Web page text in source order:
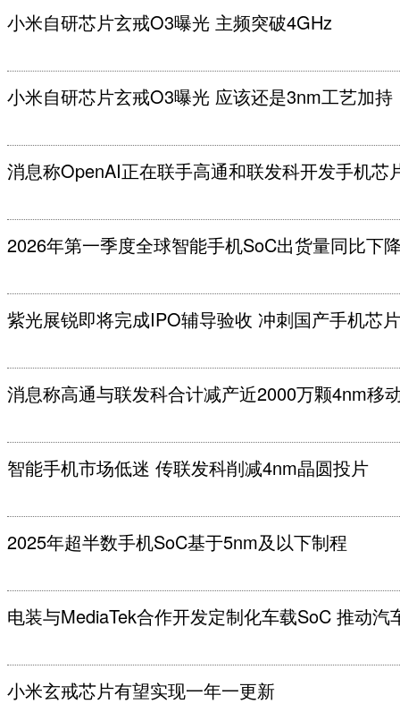
小米自研芯片玄戒O3曝光 主频突破4GHz
小米自研芯片玄戒O3曝光 应该还是3nm工艺加持
消息称OpenAI正在联手高通和联发科开发手机芯
2026年第一季度全球智能手机SoC出货量同比下
紫光展锐即将完成IPO辅导验收 冲刺国产手机芯
消息称高通与联发科合计减产近2000万颗4nm移
智能手机市场低迷 传联发科削减4nm晶圆投片
2025年超半数手机SoC基于5nm及以下制程
电装与MediaTek合作开发定制化车载SoC 推动汽
小米玄戒芯片有望实现一年一更新